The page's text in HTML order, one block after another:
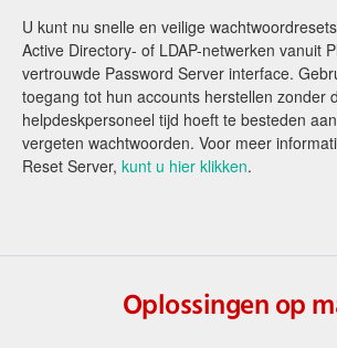
U kunt nu snelle en veilige
Active Directory- of LDAP-netwerken vanuit
vertrouwde Password Server interface.
toegang tot hun accounts herstellen zonder
helpdeskpersoneel tijd hoeft te besteden
vergeten wachtwoorden. Voor meer
Reset Server, kunt u hier klikken.
Oplossingen op